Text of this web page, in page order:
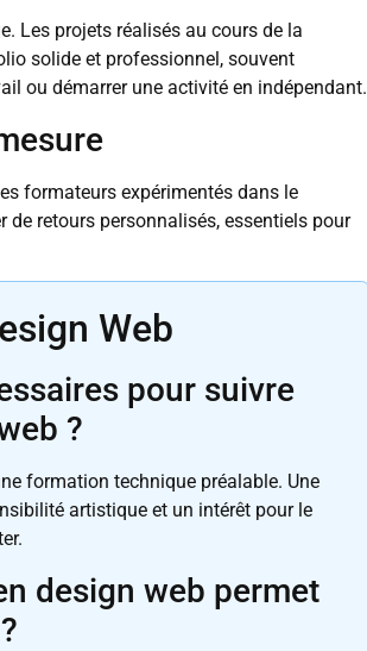
Les projets réalisés au cours de la
solide et professionnel, souvent
ou démarrer une activité en indépendant.
formateurs expérimentés dans le
de retours personnalisés, essentiels pour
Web
pour suivre
?
formation technique préalable. Une
artistique et un intérêt pour le
design web permet